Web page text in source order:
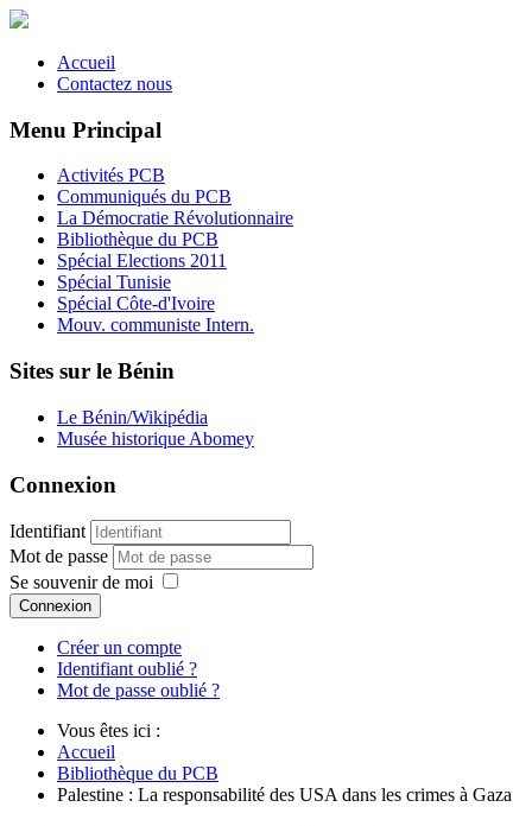
Accueil
Contactez nous
Menu Principal
Activités PCB
Communiqués du PCB
La Démocratie Révolutionnaire
Bibliothèque du PCB
Spécial Elections 2011
Spécial Tunisie
Spécial Côte-d'Ivoire
Mouv. communiste Intern.
Sites sur le Bénin
Le Bénin/Wikipédia
Musée historique Abomey
Connexion
Identifiant
Mot de passe
Se souvenir de moi
Connexion
Créer un compte
Identifiant oublié ?
Mot de passe oublié ?
Vous êtes ici :
Accueil
Bibliothèque du PCB
Palestine : La responsabilité des USA dans les crimes à Gaza